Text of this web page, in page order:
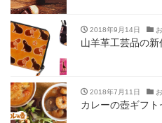
2018年9月14日
山羊革工芸品の新
2018年7月11日
カレーの壺ギフ